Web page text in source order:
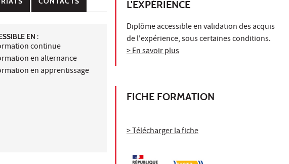
EN :
continue
en alternance
en apprentissage
L'EXPÉRIENCE
Diplôme accessible en validation des acquis
de l'expérience, sous certaines conditions.
> En savoir plus
FICHE FORMATION
> Télécharger la fiche